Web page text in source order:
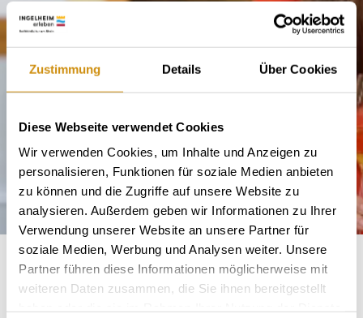
Zustimmung Details Über Cookies
Diese Webseite verwendet Cookies
Wir verwenden Cookies, um Inhalte und Anzeigen zu
personalisieren, Funktionen für soziale Medien anbieten
zu können und die Zugriffe auf unsere Website zu
analysieren. Außerdem geben wir Informationen zu Ihrer
Verwendung unserer Website an unsere Partner für
soziale Medien, Werbung und Analysen weiter. Unsere
Partner führen diese Informationen möglicherweise mit
weiteren Daten zusammen, die Sie ihnen bereitgestellt
Im Weinberg zuhause - seit 1887. Aus einem